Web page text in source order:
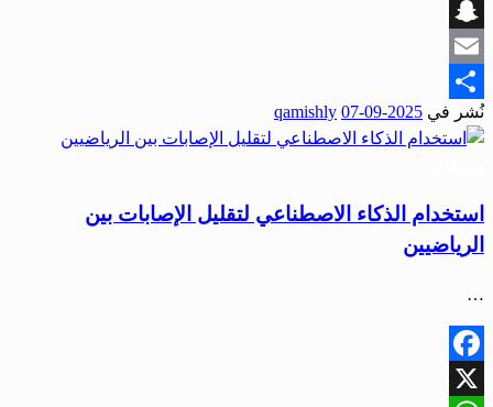
Viber
Snapchat
Email
Share
نُشر في 2025-09-07
qamishly
استخدام الذكاء الاصطناعي لتقليل الإصابات بين
الرياضيين
…
Facebook